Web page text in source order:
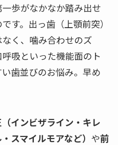
歩がなかなか踏み出せ
す。出っ歯（上顎前突）
く、噛み合わせのズ
吸といった機能面のト
歯並びのお悩み。早め
インビザライン・キレ
スマイルモアなど） や前